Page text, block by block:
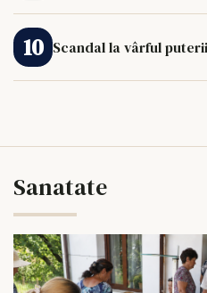
Scandal la vârful
Sanatate